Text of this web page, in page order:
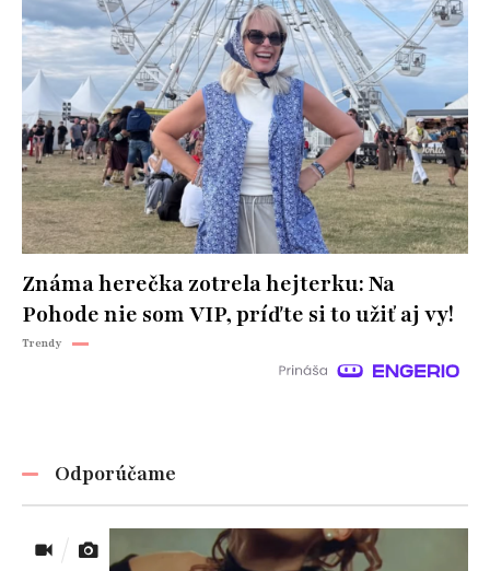
Známa herečka zotrela hejterku: Na
Pohode nie som VIP, príďte si to užiť aj vy!
Trendy
Odporúčame